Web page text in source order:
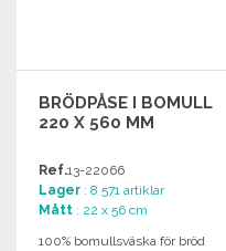
BRÖDPÅSE I BOMULL
220 X 560 MM
Ref.13-22066
Lager : 8 571 artiklar
Mått : 22 x 56 cm
100% bomullsväska för bröd